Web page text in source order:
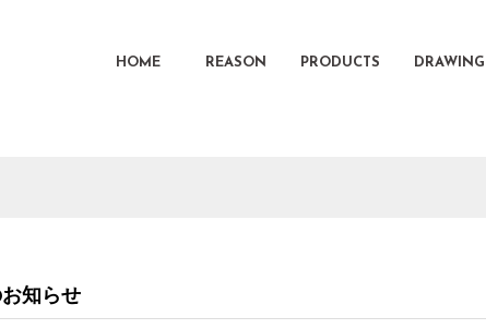
HOME REASON PRODUCTS DRAWING
知らせ